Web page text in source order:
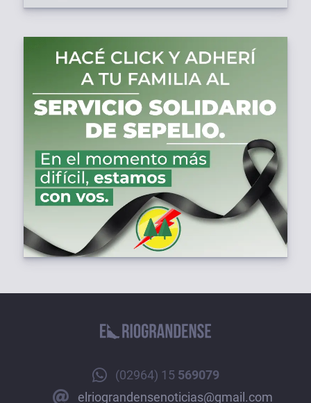
(02964) 15 569079
elriograndensenoticias@gmail.com